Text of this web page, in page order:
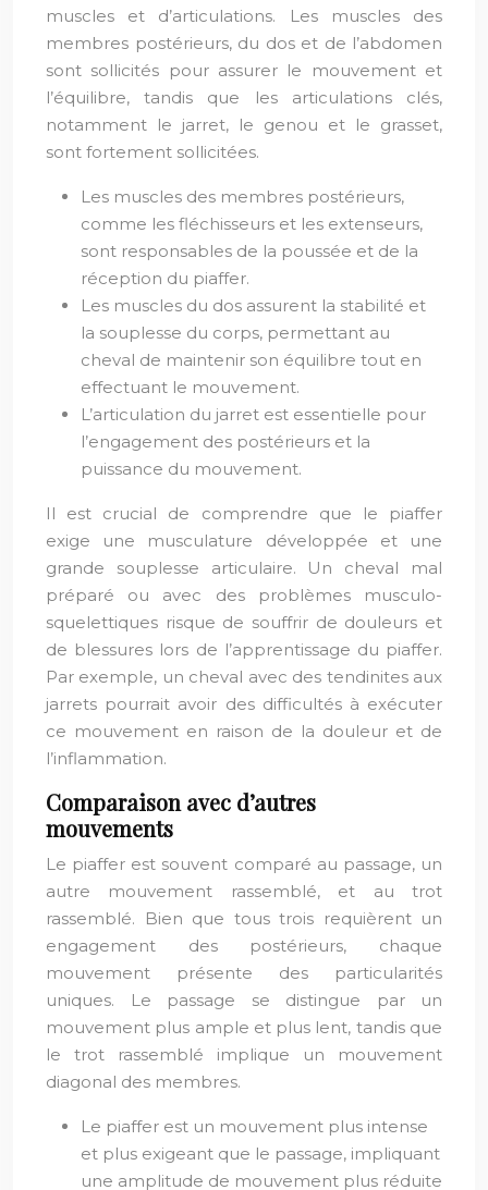
muscles et d’articulations. Les muscles des
membres postérieurs, du dos et de l’abdomen
sont sollicités pour assurer le mouvement et
l’équilibre, tandis que les articulations clés,
notamment le jarret, le genou et le grasset,
sont fortement sollicitées.
Les muscles des membres postérieurs,
comme les fléchisseurs et les extenseurs,
sont responsables de la poussée et de la
réception du piaffer.
Les muscles du dos assurent la stabilité et
la souplesse du corps, permettant au
cheval de maintenir son équilibre tout en
effectuant le mouvement.
L’articulation du jarret est essentielle pour
l’engagement des postérieurs et la
puissance du mouvement.
Il est crucial de comprendre que le piaffer
exige une musculature développée et une
grande souplesse articulaire. Un cheval mal
préparé ou avec des problèmes musculo-
squelettiques risque de souffrir de douleurs et
de blessures lors de l’apprentissage du piaffer.
Par exemple, un cheval avec des tendinites aux
jarrets pourrait avoir des difficultés à exécuter
ce mouvement en raison de la douleur et de
l’inflammation.
Comparaison avec d’autres
mouvements
Le piaffer est souvent comparé au passage, un
autre mouvement rassemblé, et au trot
rassemblé. Bien que tous trois requièrent un
engagement des postérieurs, chaque
mouvement présente des particularités
uniques. Le passage se distingue par un
mouvement plus ample et plus lent, tandis que
le trot rassemblé implique un mouvement
diagonal des membres.
Le piaffer est un mouvement plus intense
et plus exigeant que le passage, impliquant
une amplitude de mouvement plus réduite